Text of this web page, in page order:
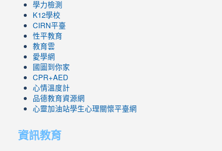
學力檢測
K12學校
CIRN平臺
性平教育
教育雲
愛學網
國圖到你家
CPR+AED
心情溫度計
品德教育資源網
心靈加油站學生心理關懷平臺網
資訊教育